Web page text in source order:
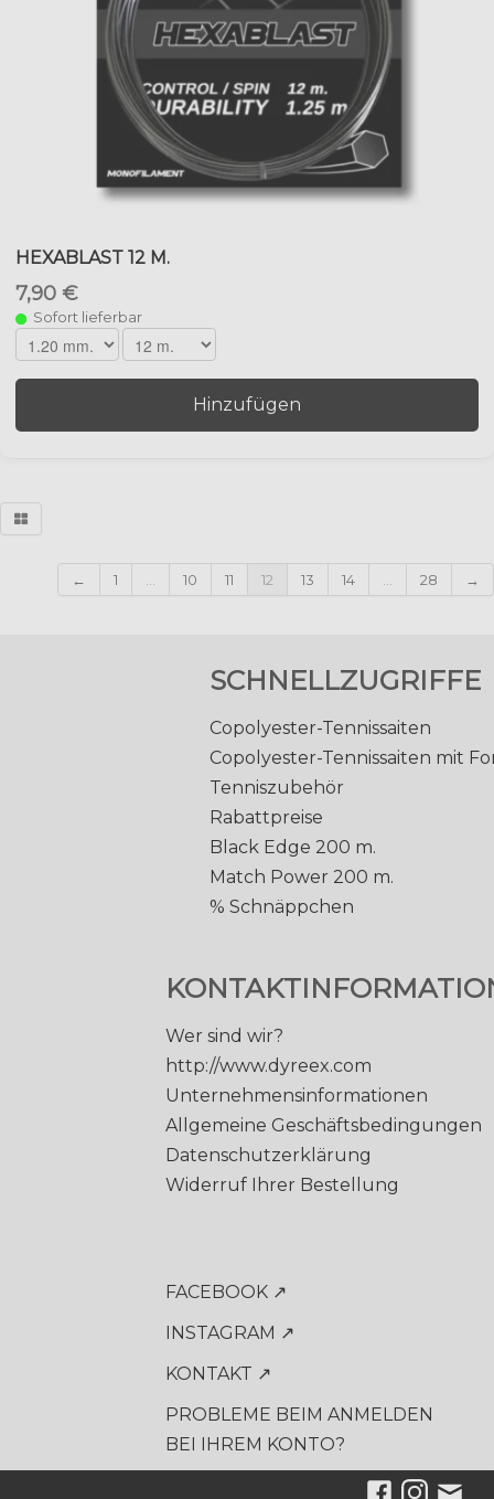
HEXABLAST 12 M.
7,90 €
Sofort lieferbar
Hinzufügen
← 1 ... 10 11 12 13 14 ... 28 →
SCHNELLZUGRIFFE
Copolyester-Tennissaiten
Copolyester-Tennissaiten mit
Tenniszubehör
Rabattpreise
Black Edge 200 m.
Match Power 200 m.
% Schnäppchen
Wer sind wir?
http://www.dyreex.com
Unternehmensinformationen
Allgemeine Geschäftsbedingungen
Datenschutzerklärung
Widerruf Ihrer Bestellung
FACEBOOK ↗
INSTAGRAM ↗
KONTAKT ↗
PROBLEME BEIM ANMELDEN
BEI IHREM KONTO?